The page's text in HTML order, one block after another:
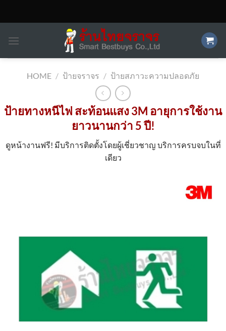
HOME / ป้ายจราจร / ป้ายสภาวะความปลอดภัย
ป้ายทางหนีไฟ สะท้อนแสง 3M อายุการใช้งาน
ยาวนานกว่า 5 ปี!
ดูหน้างานฟรี! มีบริการติดตั้งโดยผู้เชี่ยวชาญ บริการครบจบในที่
เดียว